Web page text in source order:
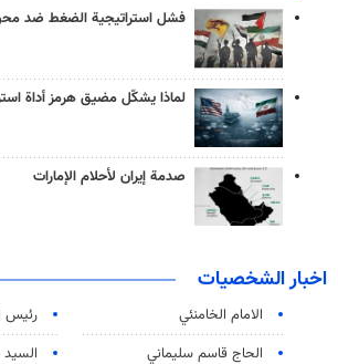
فشل استراتيجية الضغط ضد
لماذا يشكّل مضيق هرمز أداة
صدمة إيران لأحلام الإمارات
اخبار الشخصيات
الامام الخامنئي
رئیس
الحاج قاسم سليماني